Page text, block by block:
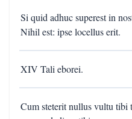
Si quid adhuc superest in
Nihil est: ipse locellus erit.
XIV Tali eborei.
Cum steterit nullus vultu tibi